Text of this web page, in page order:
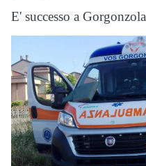
E' successo a Gorgonzola